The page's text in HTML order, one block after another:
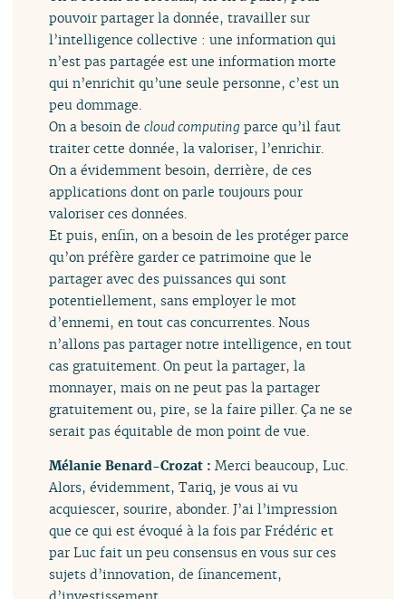
pouvoir partager la donnée, travailler sur
l’intelligence collective : une information qui
n’est pas partagée est une information morte
qui n’enrichit qu’une seule personne, c’est un
peu dommage.
On a besoin decloud computing parce qu’il faut
traiter cette donnée, la valoriser, l’enrichir.
On a évidemment besoin, derrière, de ces
applications dont on parle toujours pour
valoriser ces données.
Et puis, enfin, on a besoin de les protéger parce
qu’on préfère garder ce patrimoine que le
partager avec des puissances qui sont
potentiellement, sans employer le mot
d’ennemi, en tout cas concurrentes. Nous
n’allons pas partager notre intelligence, en tout
cas gratuitement. On peut la partager, la
monnayer, mais on ne peut pas la partager
gratuitement ou, pire, se la faire piller. Ça ne se
serait pas équitable de mon point de vue.
Mélanie Benard-Crozat :Merci beaucoup, Luc.
Alors, évidemment, Tariq, je vous ai vu
acquiescer, sourire, abonder. J’ai l’impression
que ce qui est évoqué à la fois par Frédéric et
par Luc fait un peu consensus en vous sur ces
sujets d’innovation, de financement,